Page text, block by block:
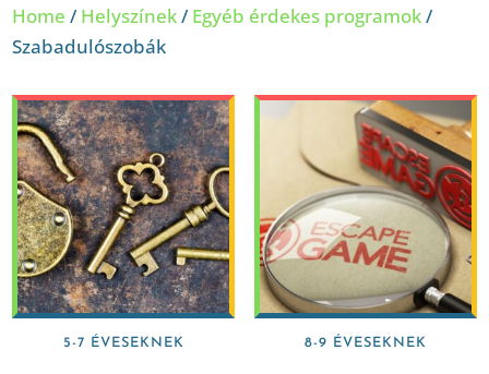
Home / Helyszínek/ Egyéb érdekes programok/
Szabadulószobák
5-7 ÉVESEKNEK 8-9 ÉVESEKNEK